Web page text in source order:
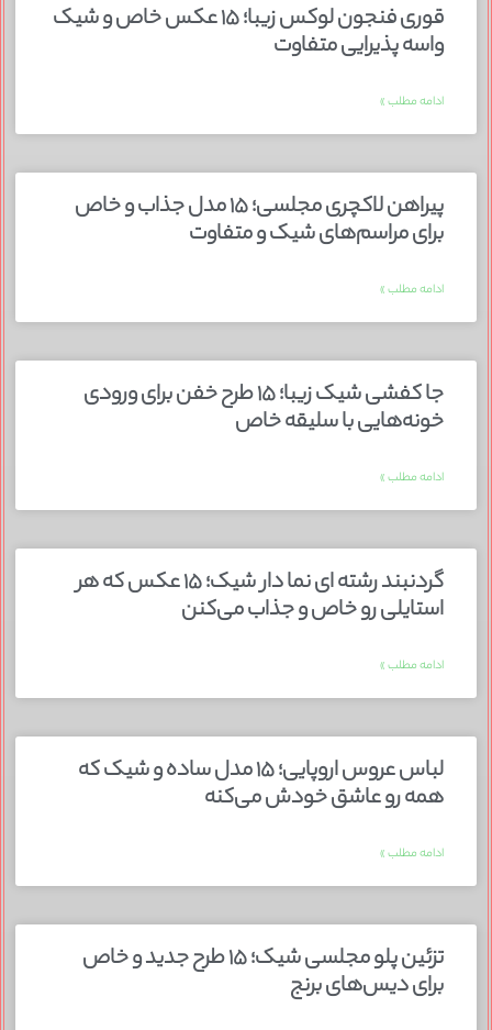
قوری فنجون لوکس زیبا؛ ۱۵ عکس خاص و شیک
واسه پذیرایی متفاوت
ادامه مطلب »
پیراهن لاکچری مجلسی؛ ۱۵ مدل جذاب و خاص
برای مراسم‌های شیک و متفاوت
ادامه مطلب »
جا کفشی شیک زیبا؛ ۱۵ طرح خفن برای ورودی
خونه‌هایی با سلیقه خاص
ادامه مطلب »
گردنبند رشته ای نما دار شیک؛ ۱۵ عکس که هر
استایلی رو خاص و جذاب می‌کنن
ادامه مطلب »
لباس عروس اروپایی؛ ۱۵ مدل ساده و شیک که
همه رو عاشق خودش می‌کنه
ادامه مطلب »
تزئین پلو مجلسی شیک؛ ۱۵ طرح جدید و خاص
برای دیس‌های برنج